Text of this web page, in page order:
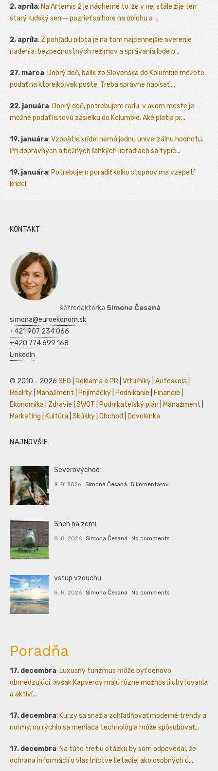
2. apríla: Na Artemis 2 je nádherné to, že v nej stále žije ten
starý ľudský sen — pozrieť sa hore na oblohu a ...
2. apríla: Z pohľadu pilota je na tom najcennejšie overenie
riadenia, bezpečnostných režimov a správania lode p...
27. marca: Dobrý deň, balík zo Slovenska do Kolumbie môžete
podať na ktorejkoľvek pošte. Treba správne napísať ...
22. januára: Dobrý deň, potrebujem radu: v akom meste je
možné podať listovú zásielku do Kolumbie. Aké platia pr...
19. januára: Vzopätie krídel nemá jednu univerzálnu hodnotu.
Pri dopravných a bežných ľahkých lietadlách sa typic...
19. januára: Potrebujem poradiť kolko stupňov ma vzepetí
kridel
KONTAKT
šéfredaktorka Simona Česaná
simona@euroekonom.sk
+421 907 234 066
+420 774 699 168
LinkedIn
© 2010 - 2026 SEO Reklama a PR Vrtuľníky Autoškola
Reality
Manažment Prijímáčky Podnikanie Financie
Ekonomika
Zdravie SWOT Podnikateľský plán Manažment
Marketing
Kultúra Skúšky Obchod Dovolenka
NAJNOVŠIE
Severovýchod
9. 8. 2026 Simona Česaná 5 komentárov
Sneh na zemi
8. 8. 2026 Simona Česaná No comments
vstup vzduchu
8. 8. 2026 Simona Česaná No comments
Poradňa
17. decembra: Luxusný turizmus môže byť cenovo
obmedzujúci, avšak Kapverdy majú rôzne možnosti ubytovania
a aktiví...
17. decembra: Kurzy sa snažia zohľadňovať moderné trendy a
normy, no rýchlo sa meniaca technológia môže spôsobovať...
17. decembra: Na túto tretiu otázku by som odpovedal, že
ochrana informácií o vlastníctve lietadiel ako osobných ú...